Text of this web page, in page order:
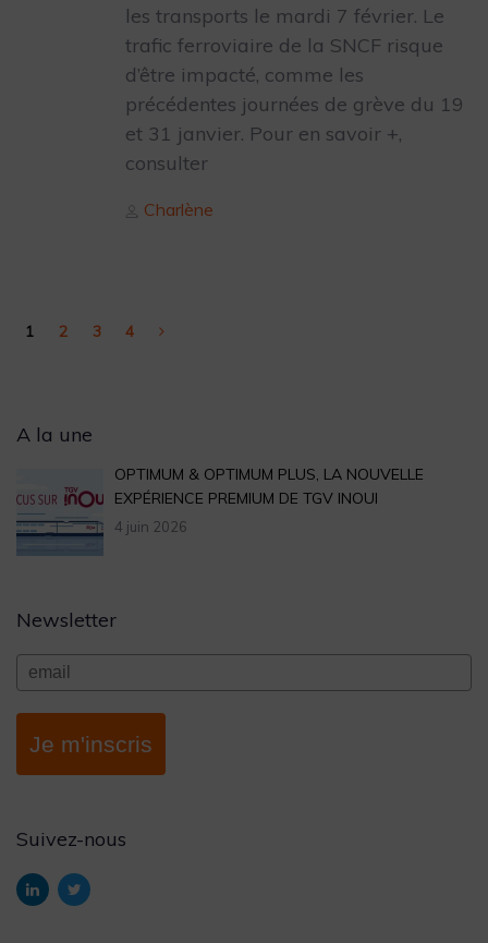
les transports le mardi 7 février. Le
trafic ferroviaire de la SNCF risque
d’être impacté, comme les
précédentes journées de grève du 19
et 31 janvier. Pour en savoir +,
consulter
Author
Charlène
1 2 3 4
A la une
OPTIMUM & OPTIMUM PLUS, LA NOUVELLE
EXPÉRIENCE PREMIUM DE TGV INOUI
4 juin 2026
Newsletter
Je m'inscris
Suivez-nous
Archives